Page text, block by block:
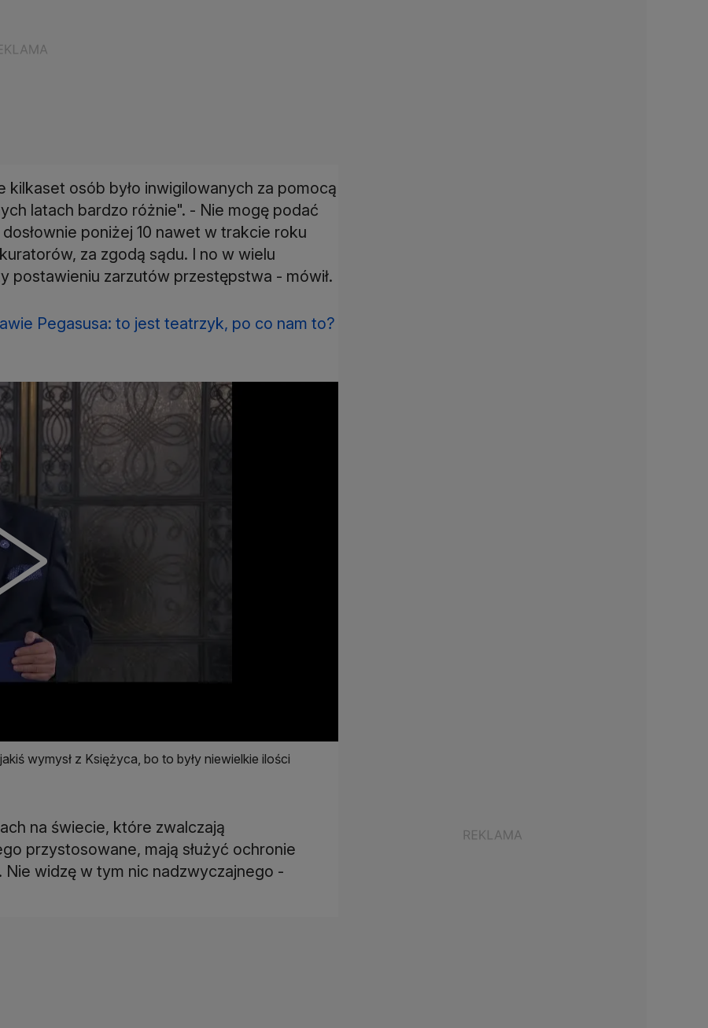
osób było inwigilowanych za pomocą
latach bardzo różnie". - Nie mogę podać
poniżej 10 nawet w trakcie roku
za zgodą sądu. I no w wielu
postawieniu zarzutów przestępstwa - mówił.
Pegasusa: to jest teatrzyk, po co nam to?
wymysł z Księżyca, bo to były niewielkie ilości
na świecie, które zwalczają
przystosowane, mają służyć ochronie
widzę w tym nic nadzwyczajnego -